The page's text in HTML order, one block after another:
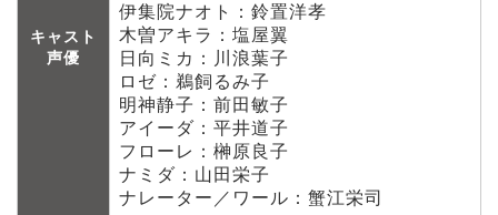
キャスト
声優
伊集院ナオト：鈴置洋孝
木曽アキラ：塩屋翼
日向ミカ：川浪葉子
ロゼ：鵜飼るみ子
明神静子：前田敏子
アイーダ：平井道子
フローレ：榊原良子
ナミダ：山田栄子
ナレーター／ワール：蟹江栄司